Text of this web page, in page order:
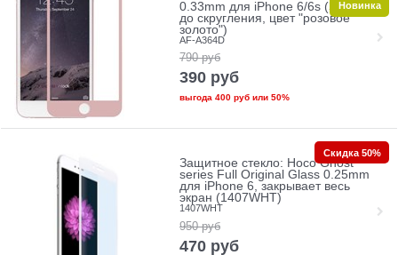
0.33mm для iPhone 6/6s (Защита
до скругления, цвет "розовое
золото")
AF-A364D
790 руб
390 руб
выгода 400 рубили 50%
Новинка
Защитное стекло: Hoco Ghost
series Full Original Glass 0.25mm
для iPhone 6, закрывает весь
экран (1407WHT)
1407WHT
950 руб
470 руб
Скидка 50%